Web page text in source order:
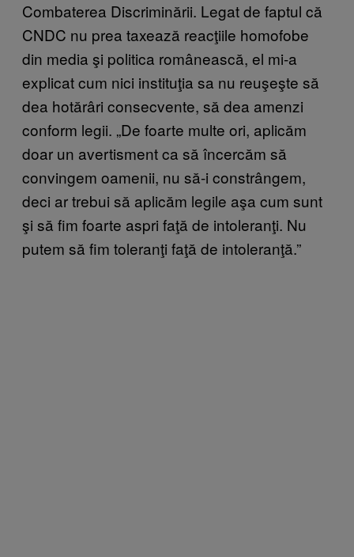
Combaterea Discriminării. Legat de faptul că
CNDC nu prea taxează reacţiile homofobe
din media şi politica românească, el mi-a
explicat cum nici instituţia sa nu reuşeşte să
dea hotărâri consecvente, să dea amenzi
conform legii. „De foarte multe ori, aplicăm
doar un avertisment ca să încercăm să
convingem oamenii, nu să-i constrângem,
deci ar trebui să aplicăm legile aşa cum sunt
şi să fim foarte aspri faţă de intoleranţi. Nu
putem să fim toleranţi faţă de intoleranţă.”